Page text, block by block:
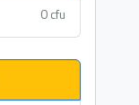
0 cfu